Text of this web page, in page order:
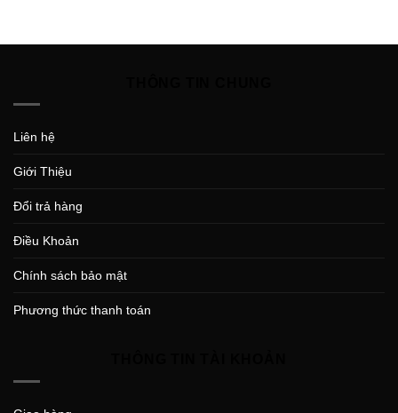
Liên hệ
Giới Thiệu
Đổi trả hàng
Điều Khoản
Chính sách bảo mật
Phương thức thanh toán